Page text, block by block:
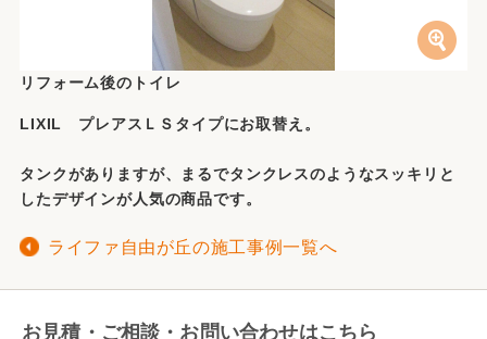
リフォーム後のトイレ
LIXIL プレアスＬＳタイプにお取替え。
タンクがありますが、まるでタンクレスのようなスッキリと
したデザインが人気の商品です。
ライファ自由が丘の施工事例一覧へ
お見積・ご相談・お問い合わせはこちら